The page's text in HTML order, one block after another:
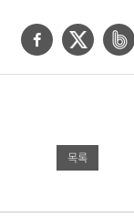
페
트
유
하
네
목록